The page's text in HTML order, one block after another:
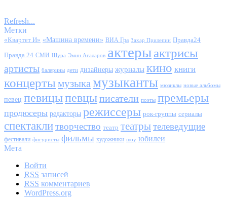
Refresh...
Метки
«Квартет И» «Машина времени» ВИА Гра Захар Прилепин Правда24
Правда 24 СМИ Шура Эмин Агаларов актерыактрисы
артисты балерины дети дизайнеры журналы кино книги
концерты музыкамузыканты мюзиклы новые альбомы
певец певицыпевцыписатели поэты премьеры
продюсеры редакторы режиссеры рок-группы сериалы
спектаклитворчество театр театрытелеведущие
фестивали фигуристы фильмы художники шоу юбилеи
Мета
Войти
RSS записей
RSS комментариев
WordPress.org